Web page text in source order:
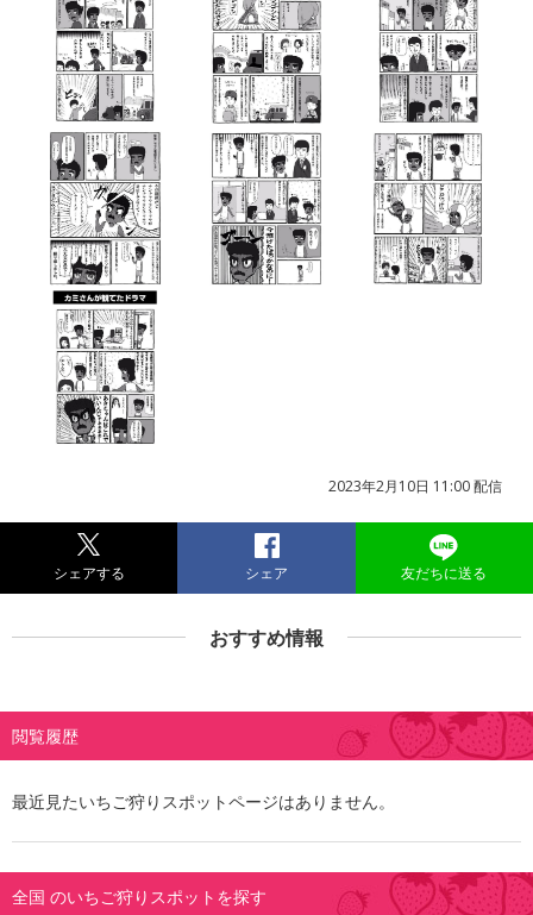
2023年2月10日 11:00 配信
シェアする シェア 友だちに送る
おすすめ情報
閲覧履歴
最近見たいちご狩りスポットページはありません。
全国 のいちご狩りスポットを探す